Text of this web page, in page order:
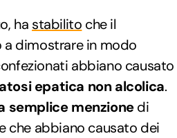
ha stabilito che il
a dimostrare in modo
abbiano causato
epatica non alcolica.
semplice menzionedi
che abbiano causato dei